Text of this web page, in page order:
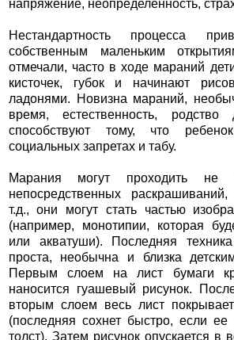
напряжение, неопределенность,
Нестандартность процесса
собственным маленьким
отмечали, часто в ходе мараний
кисточек, губок и начинают
ладонями. Новизна мараний,
время, естественность, родство
способствуют тому, что
социальных запретах и табу.
Марания могут проходить
непосредственных
т.д., они могут стать частью
(например, монотипии, которая
или акватуши). Последняя
проста, необычна и близка
Первым слоем на лист бумаги
наносится гуашевый рисунок.
вторым слоем весь лист
(последняя сохнет быстро, если
толст). Затем рисунок опускается в